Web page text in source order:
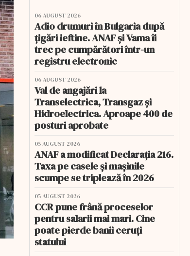
06 AUGUST 2026
Adio drumuri în Bulgaria după
țigări ieftine. ANAF și Vama îi
trec pe cumpărători într-un
registru electronic
06 AUGUST 2026
Val de angajări la
Transelectrica, Transgaz și
Hidroelectrica. Aproape 400 de
posturi aprobate
05 AUGUST 2026
ANAF a modificat Declarația 216.
Taxa pe casele și mașinile
scumpe se triplează în 2026
05 AUGUST 2026
CCR pune frână proceselor
pentru salarii mai mari. Cine
poate pierde banii ceruți
statului